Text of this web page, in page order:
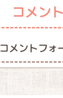
コメント
コメントフォ